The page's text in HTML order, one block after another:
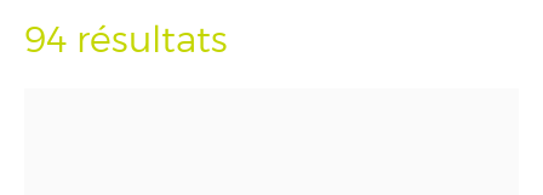
94 résultats